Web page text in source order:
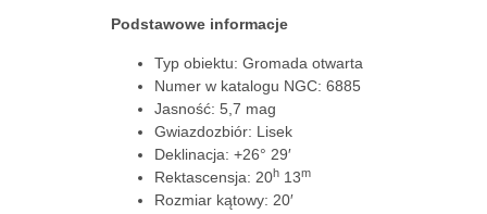
Podstawowe informacje
Typ obiektu: Gromada otwarta
Numer w katalogu NGC: 6885
Jasność: 5,7 mag
Gwiazdozbiór: Lisek
Deklinacja: +26° 29′
Rektascensja: 20h 13m
Rozmiar kątowy: 20′